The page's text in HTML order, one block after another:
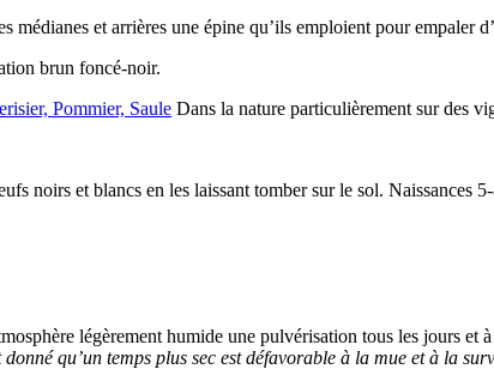
médianes et arrières une épine qu’ils emploient pour empaler
brun foncé-noir.
Pommier, Saule Dans la nature particulièrement sur des
noirs et blancs en les laissant tomber sur le sol. Naissances
légèrement humide une pulvérisation tous les jours et
qu’un temps plus sec est défavorable à la mue et à la